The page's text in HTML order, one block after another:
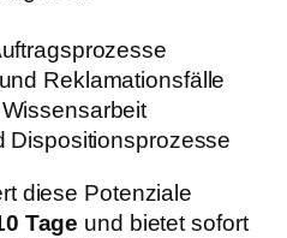
Reklamationsfälle
Dispositionsprozesse
diese Potenziale
Tage und bietet sofort